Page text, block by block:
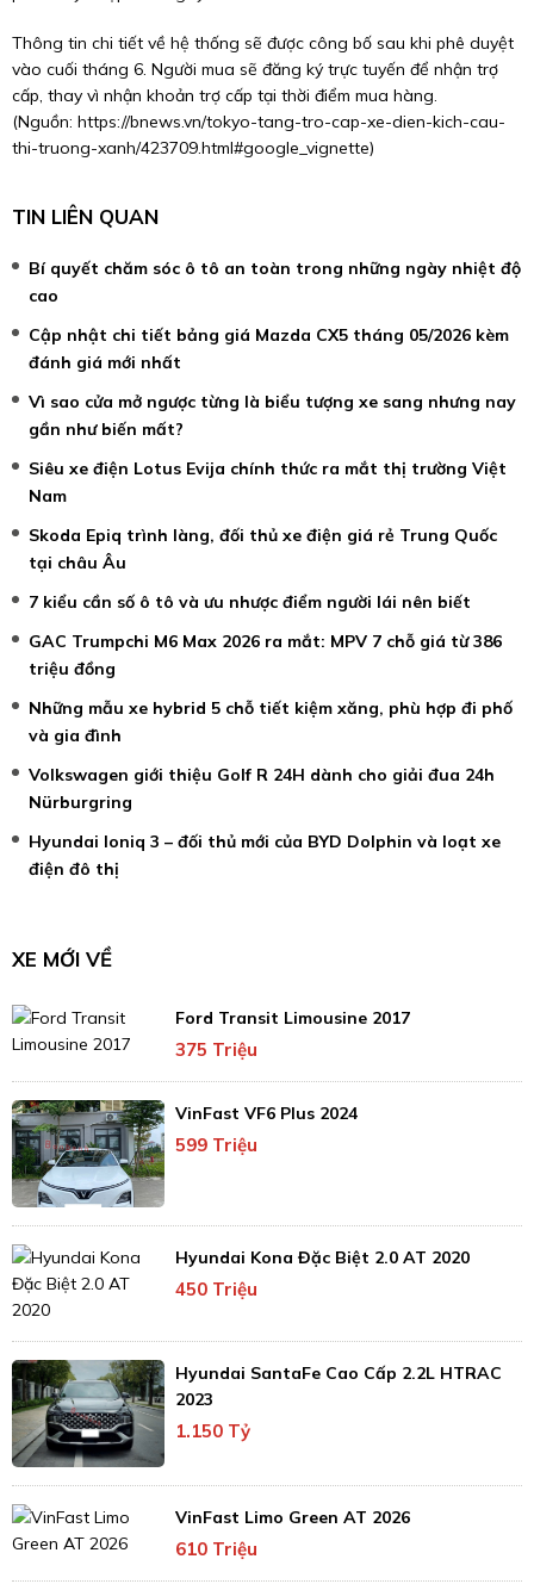
Thông tin chi tiết về hệ thống sẽ được công bố sau khi phê duyệt
vào cuối tháng 6. Người mua sẽ đăng ký trực tuyến để nhận trợ
cấp, thay vì nhận khoản trợ cấp tại thời điểm mua hàng.
(Nguồn: https://bnews.vn/tokyo-tang-tro-cap-xe-dien-kich-cau-
thi-truong-xanh/423709.html#google_vignette)
TIN LIÊN QUAN
Bí quyết chăm sóc ô tô an toàn trong những ngày nhiệt độ
cao
Cập nhật chi tiết bảng giá Mazda CX5 tháng 05/2026 kèm
đánh giá mới nhất
Vì sao cửa mở ngược từng là biểu tượng xe sang nhưng nay
gần như biến mất?
Siêu xe điện Lotus Evija chính thức ra mắt thị trường Việt
Nam
Skoda Epiq trình làng, đối thủ xe điện giá rẻ Trung Quốc
tại châu Âu
7 kiểu cần số ô tô và ưu nhược điểm người lái nên biết
GAC Trumpchi M6 Max 2026 ra mắt: MPV 7 chỗ giá từ 386
triệu đồng
Những mẫu xe hybrid 5 chỗ tiết kiệm xăng, phù hợp đi phố
và gia đình
Volkswagen giới thiệu Golf R 24H dành cho giải đua 24h
Nürburgring
Hyundai Ioniq 3 – đối thủ mới của BYD Dolphin và loạt xe
điện đô thị
XE MỚI VỀ
Ford Transit Limousine 2017
375 Triệu
VinFast VF6 Plus 2024
599 Triệu
Hyundai Kona Đặc Biệt 2.0 AT 2020
450 Triệu
Hyundai SantaFe Cao Cấp 2.2L HTRAC
2023
1.150 Tỷ
VinFast Limo Green AT 2026
610 Triệu